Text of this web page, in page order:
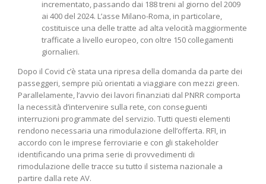
incrementato, passando dai 188 treni al giorno del 2009
ai 400 del 2024. L’asse Milano-Roma, in particolare,
costituisce una delle tratte ad alta velocità maggiormente
trafficate a livello europeo, con oltre 150 collegamenti
giornalieri.
Dopo il Covid c’è stata una ripresa della domanda da parte dei
passeggeri, sempre più orientati a viaggiare con mezzi green.
Parallelamente, l’avvio dei lavori finanziati dal PNRR comporta
la necessità d’intervenire sulla rete, con conseguenti
interruzioni programmate del servizio. Tutti questi elementi
rendono necessaria una rimodulazione dell’offerta. RFI, in
accordo con le imprese ferroviarie e con gli stakeholder
identificando una prima serie di provvedimenti di
rimodulazione delle tracce su tutto il sistema nazionale a
partire dalla rete AV.